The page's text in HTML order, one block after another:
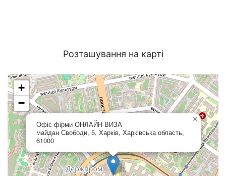
Розташування на карті
Офіс фірми ОНЛАЙН ВИЗА
майдан Свободи, 5, Харків, Харківська область,
61000
×
+
−